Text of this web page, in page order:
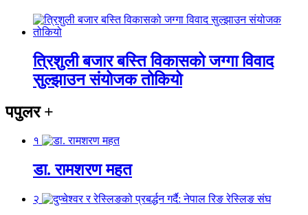
त्रिशुली बजार बस्ति विकासको जग्गा विवाद
सुल्झाउन संयोजक तोकियो
पपुलर+
१
डा. रामशरण महत
२